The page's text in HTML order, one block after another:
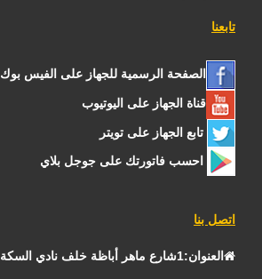
تابعنا
الصفحة الرسمية للجهاز على الفيس بوك
قناة الجهاز على اليوتيوب
اتصل بنا
العنوان:1شارع ماهر أباظة خلف نادي السكة مدينة نصر